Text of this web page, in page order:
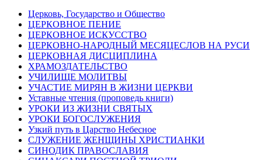
Церковь, Государство и Общество
ЦЕРКОВНОЕ ПЕНИЕ
ЦЕРКОВНОЕ ИСКУССТВО
ЦЕРКОВНО-НАРОДНЫЙ МЕСЯЦЕСЛОВ НА РУСИ
ЦЕРКОВНАЯ ДИСЦИПЛИНА
ХРАМОЗДАТЕЛЬСТВО
УЧИЛИЩЕ МОЛИТВЫ
УЧАСТИЕ МИРЯН В ЖИЗНИ ЦЕРКВИ
Уставные чтения (проповедь книги)
УРОКИ ИЗ ЖИЗНИ СВЯТЫХ
УРОКИ БОГОСЛУЖЕНИЯ
Узкий путь в Царство Небесное
СЛУЖЕНИЕ ЖЕНЩИНЫ ХРИСТИАНКИ
СИНОДИК ПРАВОСЛАВИЯ